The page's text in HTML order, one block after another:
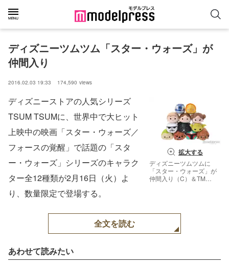
ディズニーツムツム「スター・ウォーズ」が
仲間入り
2016.02.03 19:33 174,590 views
拡大する
ディズニーツムツムに
「スター・ウォーズ」が
仲間入り（C）＆TM
ディズニーストアの人気シリーズ
TSUM TSUMに、世界中で大ヒット
上映中の映画「スター・ウォーズ／
フォースの覚醒」で話題の「スタ
ー・ウォーズ」シリーズのキャラク
ター全12種類が2月16日（火）よ
り、数量限定で登場する。
全文を読む
あわせて読みたい